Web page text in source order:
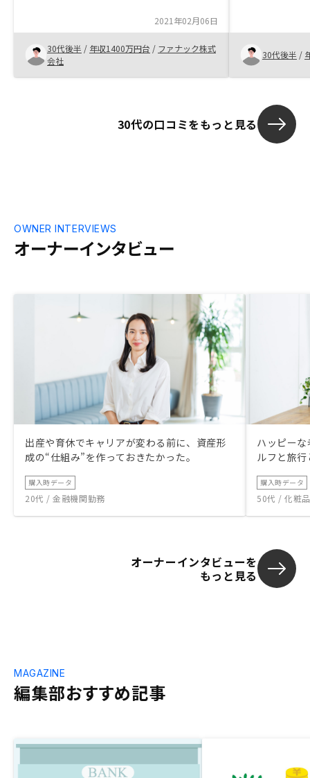
2021年02月06日
30代後半 / 年収1400万円台 / ファナック株式
会社
て、損はない
30代後半 /
30代の口コミをもっと見る
オーナーインタビュー
OWNER INTERVIEWS
出産や育休でキャリアが変わる前に、資産形
成の“仕組み”を作っておきたかった。
購入時データ
20代 / 金融機関勤務
ハッピー
ルフと旅
購入時データ
50代 / 化粧
オーナーインタビューを
もっと見る
編集部おすすめ記事
MAGAZINE